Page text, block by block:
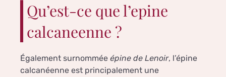
Qu’est-ce que l’epine
calcaneenne ?
Également surnommée épine de Lenoir, l’épine
calcanéenne est principalement une